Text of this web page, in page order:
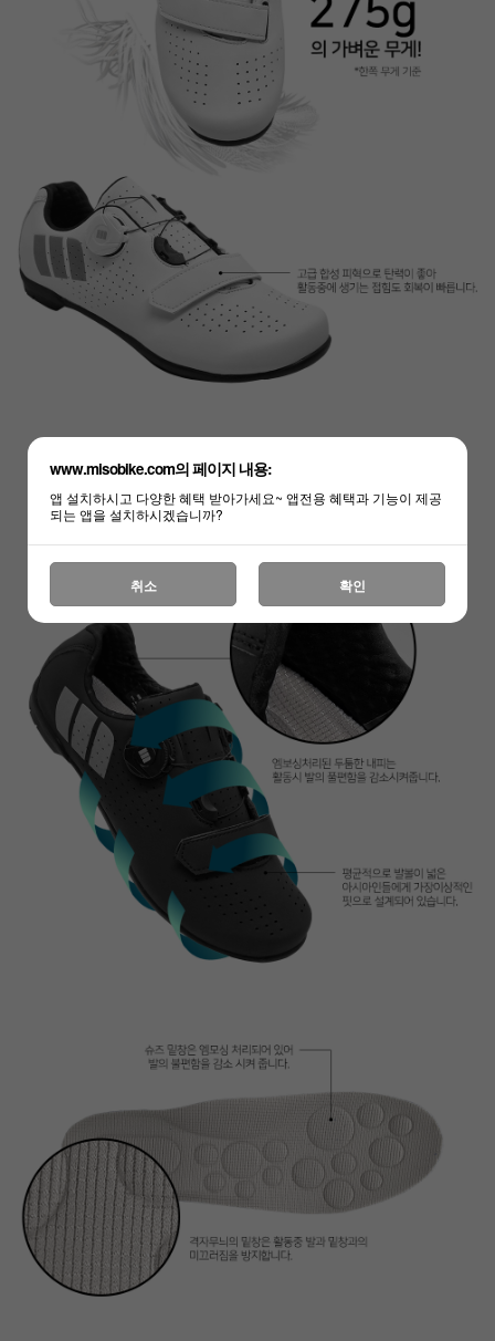
www.misobike.com의 페이지 내용:
앱 설치하시고 다양한 혜택 받아가세요~ 앱전용 혜택과 기능이 제공
되는 앱을 설치하시겠습니까?
취소 확인